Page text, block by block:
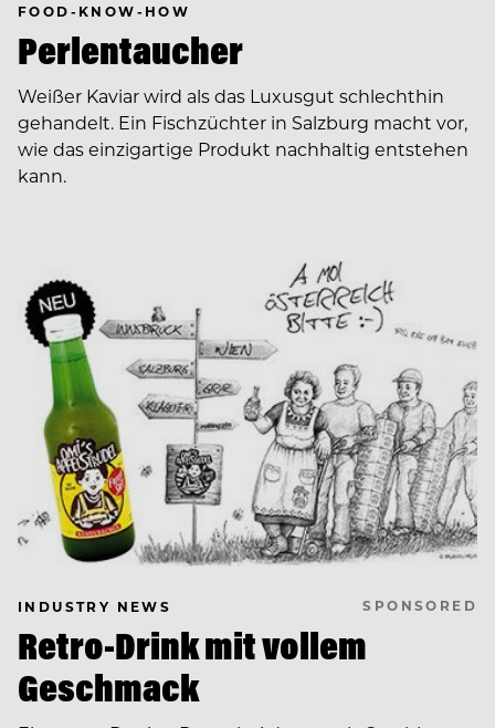
FOOD-KNOW-HOW
Perlentaucher
Weißer Kaviar wird als das Luxusgut schlechthin
gehandelt. Ein Fischzüchter in Salzburg macht vor,
wie das einzigartige Produkt nachhaltig entstehen
kann.
INDUSTRY NEWS SPONSORED
Retro-Drink mit vollem
Geschmack